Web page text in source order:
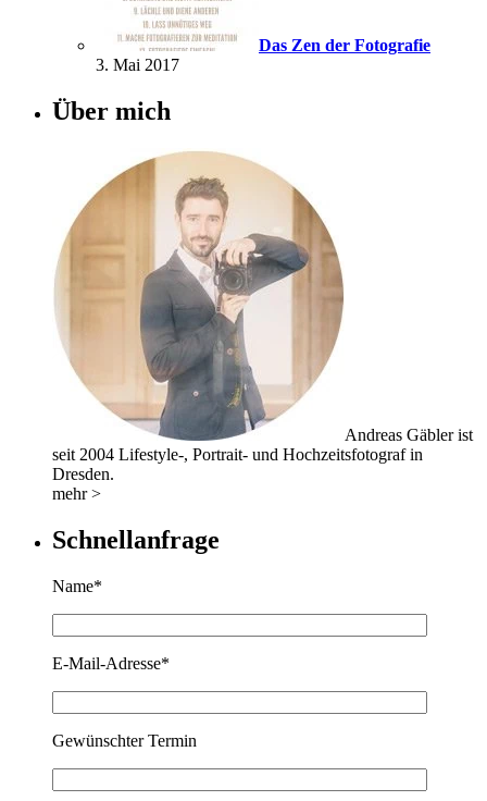
Das Zen der Fotografie
3. Mai 2017
Über mich
Andreas Gäbler ist
seit 2004 Lifestyle-, Portrait- und Hochzeitsfotograf in
Dresden.
mehr >
Schnellanfrage
Name*
E-Mail-Adresse*
Gewünschter Termin